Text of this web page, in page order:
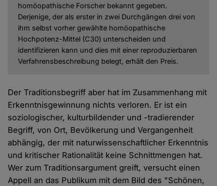
homöopathische Forscher bekannt gegeben.
Derjenige, der als erster in zwei Durchgängen drei von
ihm selbst vorher gewählte homöopathische
Hochpotenz-Mittel (C30) unterscheiden und
identifizieren kann und dies mit einer reproduzierbaren
Verfahrensbeschreibung belegt, erhält den Preis.
Der Traditionsbegriff aber hat im Zusammenhang mit
Erkenntnisgewinnung nichts verloren. Er ist ein
soziologischer, kulturbildender und -tradierender
Begriff, von Ort, Bevölkerung und Vergangenheit
abhängig, der mit naturwissenschaftlicher Erkenntnis
und kritischer Rationalität keine Schnittmengen hat.
Wer zum Traditionsargument greift, versucht einen
Appell an das Publikum mit dem Bild des "Schönen,